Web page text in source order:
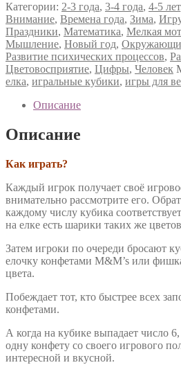
Категории: 2-3 года, 3-4 года, 4-5 лет
Внимание, Времена года, Зима,
Праздники, Математика, Мелкая
Мышление, Новый год,
Развитие психических процессов,
Цветовосприятие, Цифры, Человек
елка, игральные кубики, игры для
Описание
Описание
Как играть?
Каждый игрок получает своё
внимательно рассмотрите его.
каждому числу кубика
на елке есть шарики таких же
Затем игроки по очереди бросают
елочку конфетами M&M’s или
цвета.
Побеждает тот, кто быстрее всех
конфетами.
А когда на кубике выпадает число
одну конфету со своего игрового
интересной и вкусной.